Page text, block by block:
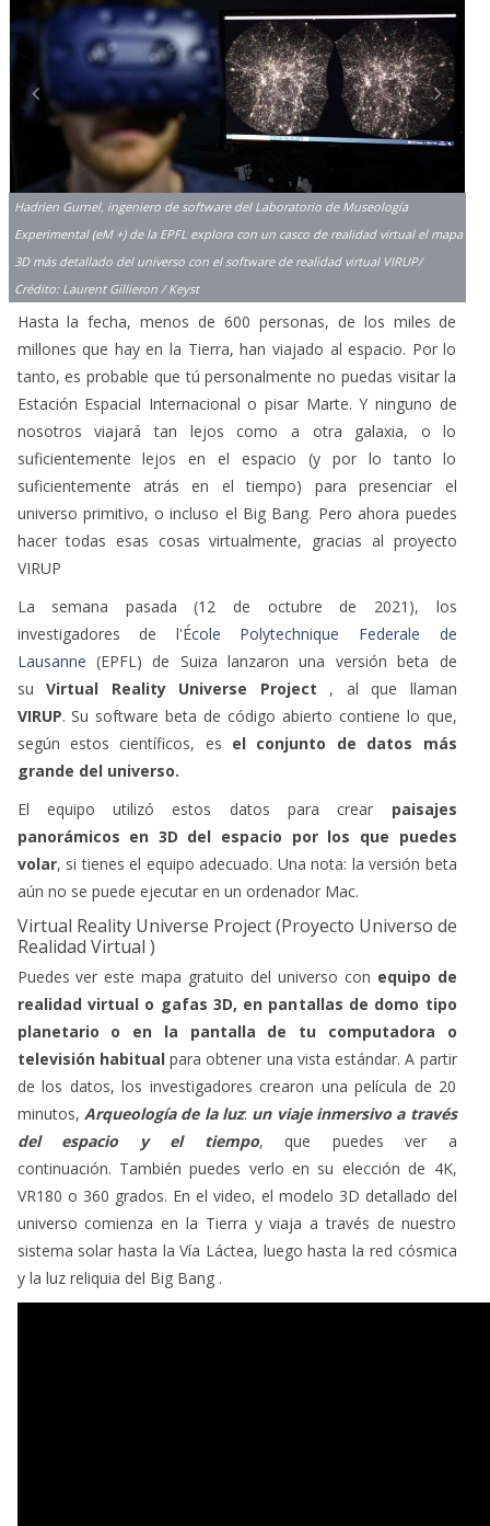
Hadrien Gurnel, ingeniero de software del Laboratorio de Museología
Experimental (eM +) de la EPFL explora con un casco de realidad virtual el mapa
3D más detallado del universo con el software de realidad virtual VIRUP/
Crédito: Laurent Gillieron / Keyst
Hasta la fecha, menos de 600 personas, de los miles de
millones que hay en la Tierra, han viajado al espacio. Por lo
tanto, es probable que tú personalmente no puedas visitar la
Estación Espacial Internacional o pisar Marte. Y ninguno de
nosotros viajará tan lejos como a otra galaxia, o lo
suficientemente lejos en el espacio (y por lo tanto lo
suficientemente atrás en el tiempo) para presenciar el
universo primitivo, o incluso el Big Bang. Pero ahora puedes
hacer todas esas cosas virtualmente, gracias al proyecto
VIRUP
La semana pasada (12 de octubre de 2021), los
investigadores de l'École Polytechnique Federale de
Lausanne (EPFL) de Suiza lanzaron una versión beta de
su Virtual Reality Universe Project , al que llaman
VIRUP. Su software beta de código abierto contiene lo que,
según estos científicos, es el conjunto de datos más
grande del universo.
El equipo utilizó estos datos para crear paisajes
panorámicos en 3D del espacio por los que puedes
volar, si tienes el equipo adecuado. Una nota: la versión beta
aún no se puede ejecutar en un ordenador Mac.
Virtual Reality Universe Project (Proyecto Universo de
Realidad Virtual )
Puedes ver este mapa gratuito del universo con equipo de
realidad virtual o gafas 3D, en pantallas de domo tipo
planetario o en la pantalla de tu computadora o
televisión habitualpara obtener una vista estándar. A partir
de los datos, los investigadores crearon una película de 20
minutos, Arqueología de la luz: un viaje inmersivo a través
del espacio y el tiempo, que puedes ver a
continuación. También puedes verlo en su elección de 4K,
VR180 o 360 grados. En el video, el modelo 3D detallado del
universo comienza en la Tierra y viaja a través de nuestro
sistema solar hasta la Vía Láctea, luego hasta la red cósmica
y la luz reliquia del Big Bang .